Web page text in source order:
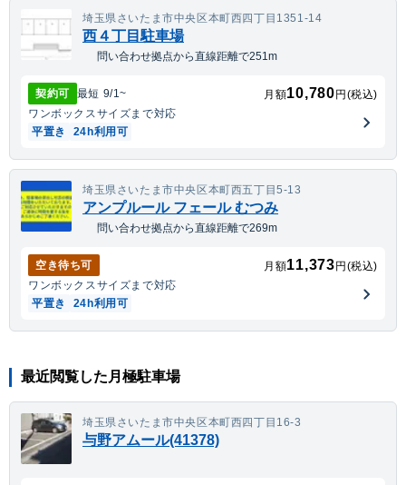
埼玉県さいたま市中央区本町西四丁目1351-14
西４丁目駐車場
問い合わせ拠点から直線距離で251m
契約可 最短 9/1~ 月額10,780円(税込)
ワンボックス サイズまで対応
平置き
24h利用可
埼玉県さいたま市中央区本町西五丁目5-13
アンプルール フェール むつみ
問い合わせ拠点から直線距離で269m
空き待ち可 月額11,373円(税込)
ワンボックス サイズまで対応
平置き
24h利用可
最近閲覧した月極駐車場
埼玉県さいたま市中央区本町西四丁目16-3
与野アムール(41378)